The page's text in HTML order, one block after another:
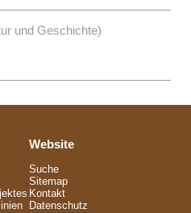
und Geschichte)
Website
Suche
Sitemap
Kontakt
Datenschutz